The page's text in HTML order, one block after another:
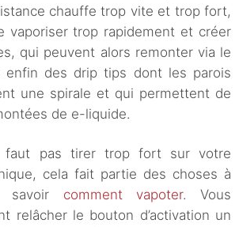
chauffe trop vite et trop fort,
vaporiser trop rapidement et créer
qui peuvent alors remonter via le
des drip tips dont les parois
une spirale et qui permettent de
de e-liquide.
pas tirer trop fort sur votre
cela fait partie des choses à
savoir comment vapoter. Vous
relâcher le bouton d’activation un